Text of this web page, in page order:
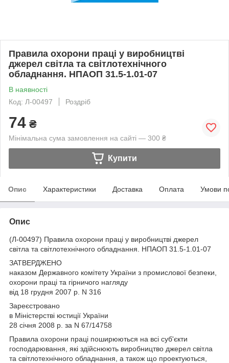
Правила охорони праці у виробництві
джерел світла та світлотехнічного
обладнання. НПАОП 31.5-1.01-07
В наявності
Код: Л-00497
Роздріб
74 ₴
Мінімальна сума замовлення на сайті — 300 ₴
Купити
Опис Характеристики Доставка Оплата Умови
Опис
(Л-00497) Правила охорони праці у виробництві джерел
світла та світлотехнічного обладнання. НПАОП 31.5-1.01-07
ЗАТВЕРДЖЕНО
наказом Державного комітету України з промислової безпеки,
охорони праці та гірничого нагляду
від 18 грудня 2007 р. N 316
Зареєстровано
в Міністерстві юстиції України
28 січня 2008 р. за N 67/14758
Правила охорони праці поширюються на всі суб'єкти
господарювання, які здійснюють виробництво джерел світла
та світлотехнічного обладнання, а також що проектуються,